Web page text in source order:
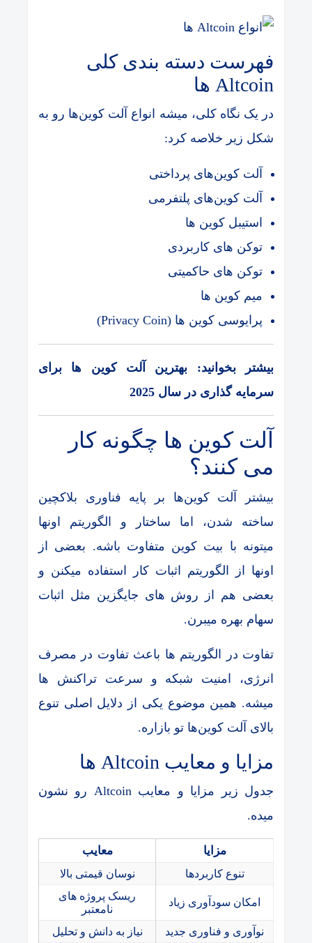
فهرست دسته بندی کلی
Altcoin ها
در یک نگاه کلی، میشه انواع آلت کوین‌ها رو به
شکل زیر خلاصه کرد:
آلت کوین‌های پرداختی
آلت کوین‌های پلتفرمی
استیبل کوین ها
توکن های کاربردی
توکن های حاکمیتی
میم کوین ها
پرایوسی کوین ها (Privacy Coin)
بیشتر بخوانید: بهترین آلت کوین‌ ها برای
سرمایه ‌گذاری در سال 2025
آلت کوین ها چگونه کار
می کنند؟
بیشتر آلت کوین‌ها بر پایه فناوری بلاکچین
ساخته شدن، اما ساختار و الگوریتم اونها
میتونه با بیت کوین متفاوت باشه. بعضی از
اونها از الگوریتم اثبات کار استفاده میکنن و
بعضی هم از روش ‌های جایگزین مثل اثبات
سهام بهره میبرن.
تفاوت در الگوریتم ها باعث تفاوت در مصرف
انرژی، امنیت شبکه و سرعت تراکنش ‌ها
میشه. همین موضوع یکی از دلایل اصلی تنوع
بالای آلت کوین‌ها تو بازاره.
مزایا و معایب Altcoin ها
جدول زیر مزایا و معایب Altcoin رو نشون
میده.
مزایا معایب
تنوع کاربردها نوسان قیمتی بالا
امکان سودآوری زیاد
ریسک پروژه های
نامعتبر
نوآوری و فناوری جدید
نیاز به دانش و تحلیل